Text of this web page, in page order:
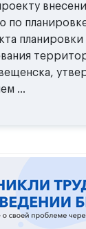
по
...